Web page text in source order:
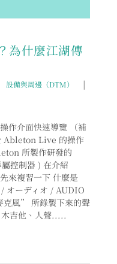
為什麼江湖傳
設備與周邊（DTM） |
作介面快速導覽 （補
Ableton Live 的操作
所製作研發的
控制器 ) 在介紹
來複習一下 什麼是
オーディオ / AUDIO
克風” 所錄製下來的聲
吉他、人聲.....